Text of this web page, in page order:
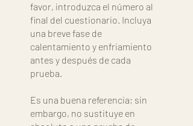
favor, introduzca el número al
final del cuestionario. Incluya
una breve fase de
calentamiento y enfriamiento
antes y después de cada
prueba.
Es una buena referencia; sin
embargo, no sustituye en